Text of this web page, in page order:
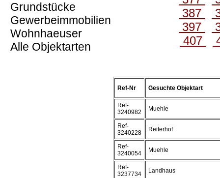
Grundstücke
Gewerbeimmobilien
Wohnhaeuser
Alle Objektarten
387
397
407
Ref-Nr Gesuchte Objektart
Ref-
3240982
Muehle
Ref-
3240228
Reiterhof
Ref-
3240054
Muehle
Ref-
3237734
Landhaus